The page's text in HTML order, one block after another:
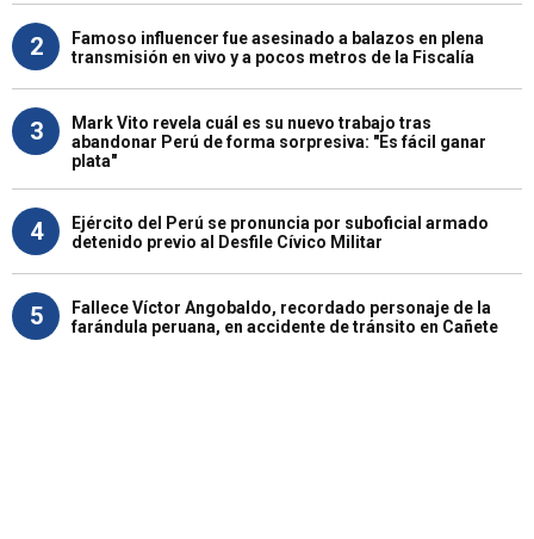
2
Famoso influencer fue asesinado a balazos en plena
transmisión en vivo y a pocos metros de la Fiscalía
3
Mark Vito revela cuál es su nuevo trabajo tras
abandonar Perú de forma sorpresiva: "Es fácil ganar
plata"
4
Ejército del Perú se pronuncia por suboficial armado
detenido previo al Desfile Cívico Militar
5
Fallece Víctor Angobaldo, recordado personaje de la
farándula peruana, en accidente de tránsito en Cañete